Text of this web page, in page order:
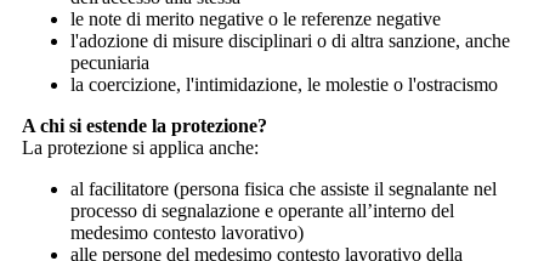
le note di merito negative o le referenze negative
l'adozione di misure disciplinari o di altra sanzione, anche
pecuniaria
la coercizione, l'intimidazione, le molestie o l'ostracismo
A chi si estende la protezione?
La protezione si applica anche:
al facilitatore (persona fisica che assiste il segnalante nel
processo di segnalazione e operante all’interno del
medesimo contesto lavorativo)
alle persone del medesimo contesto lavorativo della